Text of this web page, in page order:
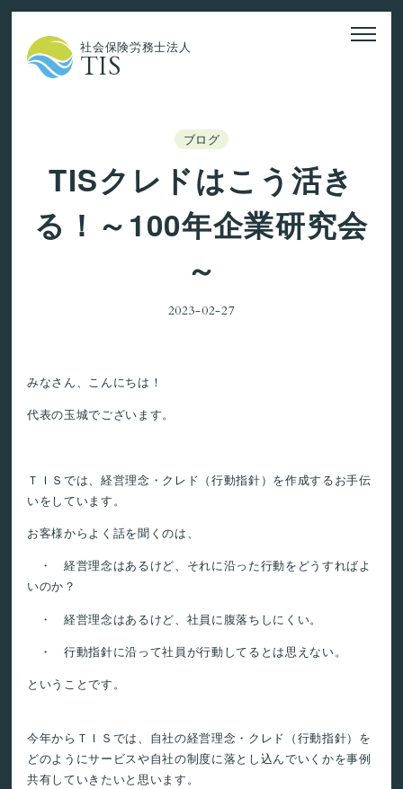
社会保険労務士法人
TIS
ブログ
TISクレドはこう活き
る！～100年企業研究会
～
2023-02-27
みなさん、こんにちは！
代表の玉城でございます。
ＴＩＳでは、経営理念・クレド（行動指針）を作成するお手伝
いをしています。
お客様からよく話を聞くのは、
・ 経営理念はあるけど、それに沿った行動をどうすればよ
いのか？
・ 経営理念はあるけど、社員に腹落ちしにくい。
・ 行動指針に沿って社員が行動してるとは思えない。
ということです。
今年からＴＩＳでは、自社の経営理念・クレド（行動指針）を
どのようにサービスや自社の制度に落とし込んでいくかを事例
共有していきたいと思います。